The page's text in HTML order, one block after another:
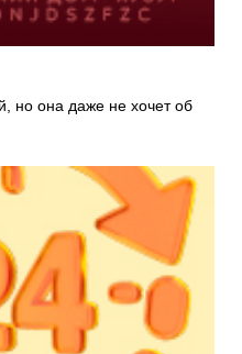
но она даже не хочет об